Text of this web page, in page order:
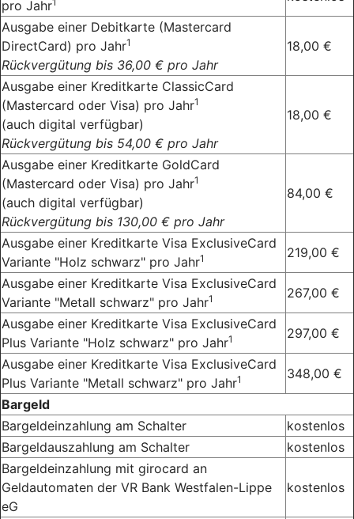
pro Jahr
Ausgabe einer Debitkarte (Mastercard
DirectCard) pro Jahr1
Rückvergütung bis 36,00 € pro Jahr
18,00 €
Ausgabe einer Kreditkarte ClassicCard
(Mastercard oder Visa) pro Jahr1
(auch digital verfügbar)
Rückvergütung bis 54,00 € pro Jahr
18,00 €
Ausgabe einer Kreditkarte GoldCard
(Mastercard oder Visa) pro Jahr1
(auch digital verfügbar)
Rückvergütung bis 130,00 € pro Jahr
84,00 €
Ausgabe einer Kreditkarte Visa ExclusiveCard
Variante "Holz schwarz" pro Jahr1
219,00 €
Ausgabe einer Kreditkarte Visa ExclusiveCard
Variante "Metall schwarz" pro Jahr1
267,00 €
Ausgabe einer Kreditkarte Visa ExclusiveCard
Plus Variante "Holz schwarz" pro Jahr1
297,00 €
Ausgabe einer Kreditkarte Visa ExclusiveCard
Plus Variante "Metall schwarz" pro Jahr1
348,00 €
Bargeld
Bargeldeinzahlung am Schalter
kostenlos
Bargeldauszahlung am Schalter
kostenlos
Bargeldeinzahlung mit girocard an
Geldautomaten der VR Bank Westfalen-Lippe
eG
kostenlos